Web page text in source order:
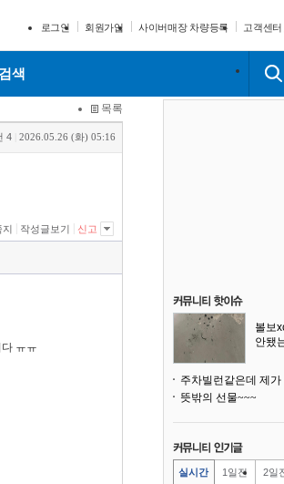
로그인 회원가입 사이버매장 차량등록 고객센터
색
목록
4 2026.05.26 (화) 05:16
지 작성글보기 신고
ㅠㅠ
볼보
안됐
뜻밖의 선물~~~
실시간 1일전 2일